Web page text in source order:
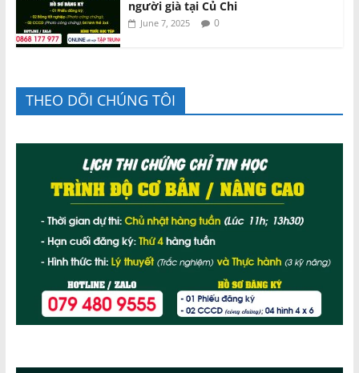
người già tại Củ Chi
June 7, 2025 0
THEO DÕI CHÚNG TÔI